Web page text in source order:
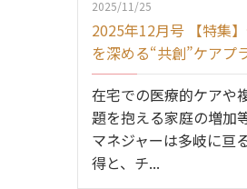
2025/11/25
2025年12月号 【特集
を深める“共創”ケアプ
在宅での医療的ケアや
題を抱える家庭の増加
マネジャーは多岐に亘
得と、チ...